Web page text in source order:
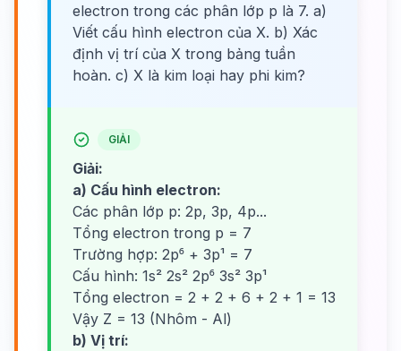
electron trong các phân lớp p là 7. a)
Viết cấu hình electron của X. b) Xác
định vị trí của X trong bảng tuần
hoàn. c) X là kim loại hay phi kim?
GIẢI
Giải:
a) Cấu hình electron:
Các phân lớp p: 2p, 3p, 4p...
Tổng electron trong p = 7
Trường hợp: 2p⁶ + 3p¹ = 7
Cấu hình: 1s² 2s² 2p⁶ 3s² 3p¹
Tổng electron = 2 + 2 + 6 + 2 + 1 = 13
Vậy Z = 13 (Nhôm - Al)
b) Vị trí: